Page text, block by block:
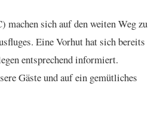
sich auf den weiten Weg zu
Eine Vorhut hat sich bereits
entsprechend informiert.
Gäste und auf ein gemütliches